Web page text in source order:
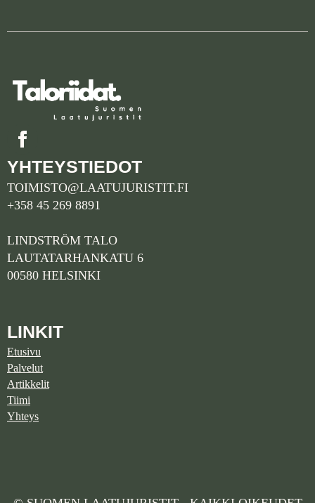
YHTEYSTIEDOT
TOIMISTO@LAATUJURISTIT.FI
+358 45 269 8891
LINDSTRÖM TALO
LAUTATARHANKATU 6
00580 HELSINKI
LINKIT
Etusivu
Palvelut
Artikkelit
Tiimi
Yhteys